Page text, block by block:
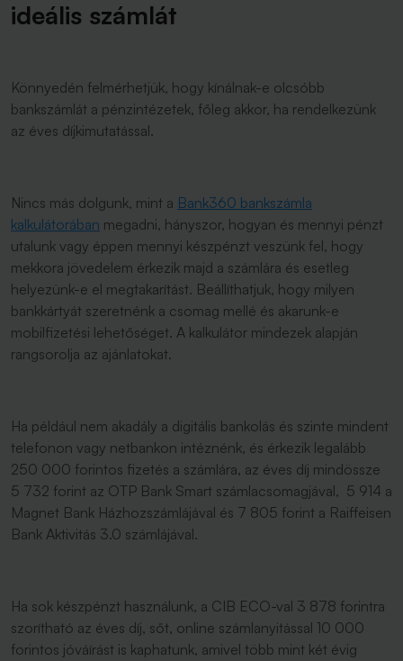
ideális számlát
Könnyedén felmérhetjük, hogy kínálnak-e olcsóbb
bankszámlát a pénzintézetek, főleg akkor, ha rendelkezünk
az éves díjkimutatással.
Nincs más dolgunk, mint a Bank360 bankszámla
kalkulátorában megadni, hányszor, hogyan és mennyi pénzt
utalunk vagy éppen mennyi készpénzt veszünk fel, hogy
mekkora jövedelem érkezik majd a számlára és esetleg
helyezünk-e el megtakarítást. Beállíthatjuk, hogy milyen
bankkártyát szeretnénk a csomag mellé és akarunk-e
mobilfizetési lehetőséget. A kalkulátor mindezek alapján
rangsorolja az ajánlatokat.
Ha például nem akadály a digitális bankolás és szinte mindent
telefonon vagy netbankon intéznénk, és érkezik legalább
250 000 forintos fizetés a számlára, az éves díj mindössze
5 732 forint az OTP Bank Smart számlacsomagjával, 5 914 a
Magnet Bank Házhozszámlájával és 7 805 forint a Raiffeisen
Bank Aktivitás 3.0 számlájával.
Ha sok készpénzt használunk, a CIB ECO-val 3 878 forintra
szorítható az éves díj, sőt, online számlanyitással 10 000
forintos jóváírást is kaphatunk, amivel több mint két évig